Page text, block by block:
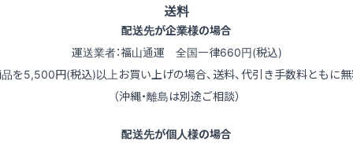
送料
配送先が企業様の場合
運送業者：福山通運 全国一律660円(税込)
品を5,500円(税込)以上お買い上げの場合、送料、代引き手数料ともに無
（沖縄・離島は別途ご相談）
配送先が個人様の場合